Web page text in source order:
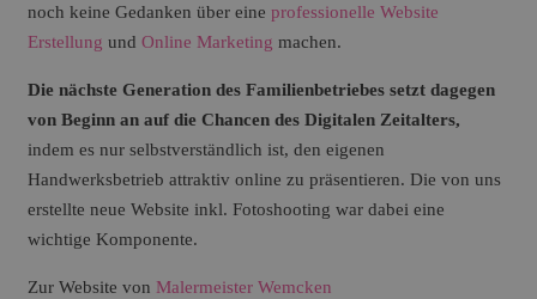
noch keine Gedanken über eine professionelle Website
Erstellung und Online Marketing machen.
Die nächste Generation des Familienbetriebes setzt dagegen
von Beginn an auf die Chancen des Digitalen Zeitalters,
indem es nur selbstverständlich ist, den eigenen
Handwerksbetrieb attraktiv online zu präsentieren. Die von uns
erstellte neue Website inkl. Fotoshooting war dabei eine
wichtige Komponente.
Zur Website von Malermeister Wemcken